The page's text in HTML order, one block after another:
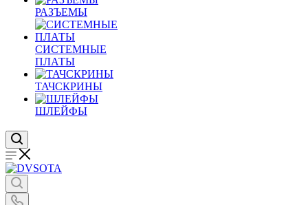
РАЗЪЕМЫ
СИСТЕМНЫЕ
ПЛАТЫ
ТАЧСКРИНЫ
ШЛЕЙФЫ